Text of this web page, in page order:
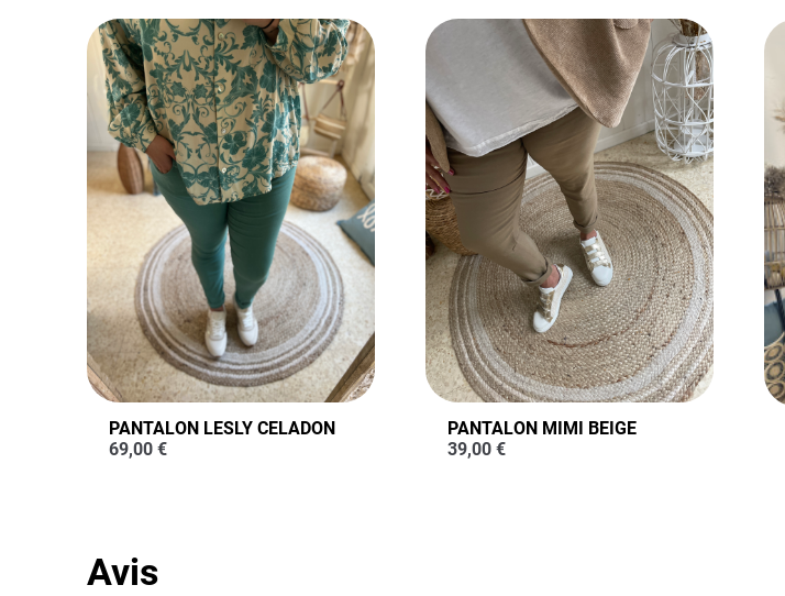
PANTALON LESLY CELADON
69,00 €
PANTALON MIMI BEIGE
39,00€
Avis